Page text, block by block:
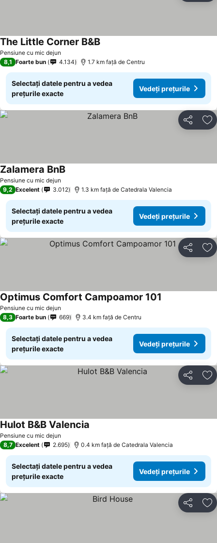
Pensiune cu mic dejun
The Little Corner B&BVedeți prețurile
8,1 Foarte bun 4.134 1.7 km faţă de Centru
Selectați datele pentru a vedea
prețurile exacte
Vedeți prețurile
Distribuiți
Pensiune cu mic dejun
Zalamera BnBVedeți prețurile
9,2 Excelent 3.012 1.3 km faţă de Catedrala Valencia
Selectați datele pentru a vedea
prețurile exacte
Vedeți prețurile
Distribuiți
Pensiune cu mic dejun
Optimus Comfort Campoamor 101
8,3 Foarte bun 669 3.4 km faţă de Centru
Selectați datele pentru a vedea
prețurile exacte
Vedeți prețurile
Distribuiți
Pensiune cu mic dejun
Hulot B&B Valencia
8,7 Excelent 2.695 0.4 km faţă de Catedrala Valencia
Selectați datele pentru a vedea
prețurile exacte
Vedeți prețurile
Distribuiți